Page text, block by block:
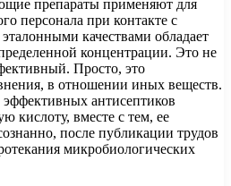
препараты применяют для
персонала при контакте с
качествами обладает
концентрации. Это не
Просто, это
в отношении иных веществ.
антисептиков
кислоту, вместе с тем, ее
после публикации трудов
микробиологических